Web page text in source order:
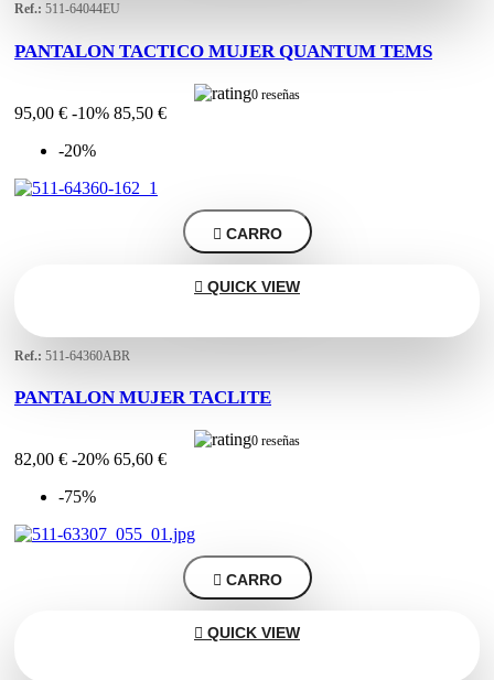
Ref.: 511-64044EU
PANTALON TACTICO MUJER QUANTUM TEMS
0 reseñas
95,00 € -10% 85,50 €
-20%
 CARRO
 QUICK VIEW
Ref.: 511-64360ABR
PANTALON MUJER TACLITE
0 reseñas
82,00 € -20% 65,60 €
-75%
 CARRO
 QUICK VIEW